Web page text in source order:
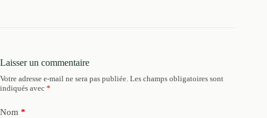
Laisser un commentaire
Votre adresse e-mail ne sera pas publiée. Les champs obligatoires sont
indiqués avec *
Nom *